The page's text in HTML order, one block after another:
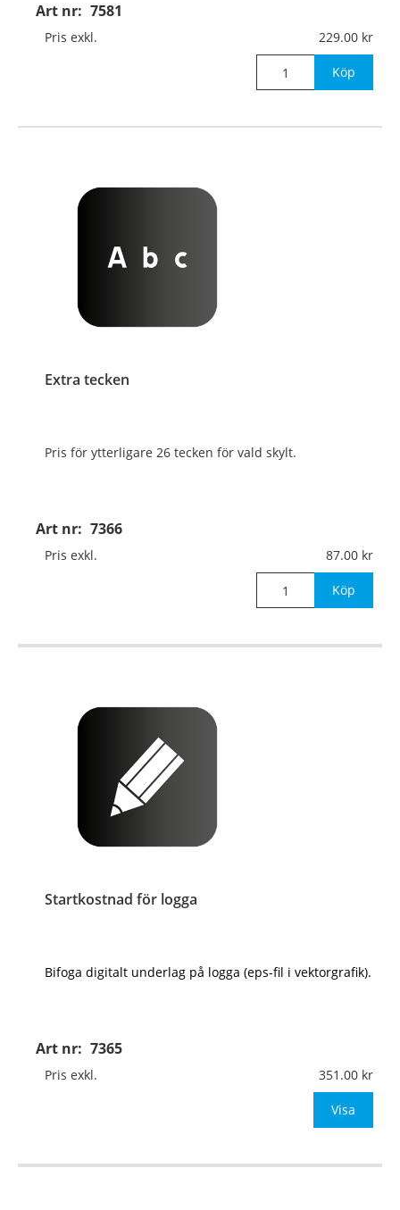
Art nr: 7581
Pris exkl. 229.00
Köp
Extra tecken
Art nr: 7366
Pris för ytterligare 26 tecken för vald skylt.
Pris exkl. 87.00
Köp
Startkostnad för logga
Art nr: 7365
Bifoga digitalt underlag på logga (eps-fil i vektorgrafik).
Pris exkl. 351.00
Visa